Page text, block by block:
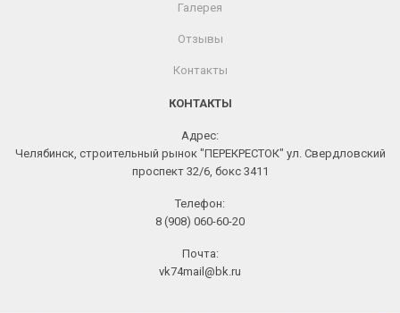
Галерея
Отзывы
Контакты
КОНТАКТЫ
Адрес:
Челябинск, строительный рынок "ПЕРЕКРЕСТОК" ул. Свердловский
проспект 32/6, бокс 3411
Телефон:
8 (908) 060-60-20
Почта:
vk74mail@bk.ru